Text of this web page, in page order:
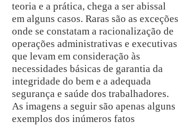
teoria e a prática, chega a ser abissal
em alguns casos. Raras são as exceções
onde se constatam a racionalização de
operações administrativas e executivas
que levam em consideração às
necessidades básicas de garantia da
integridade do bem e a adequada
segurança e saúde dos trabalhadores.
As imagens a seguir são apenas alguns
exemplos dos inúmeros fatos